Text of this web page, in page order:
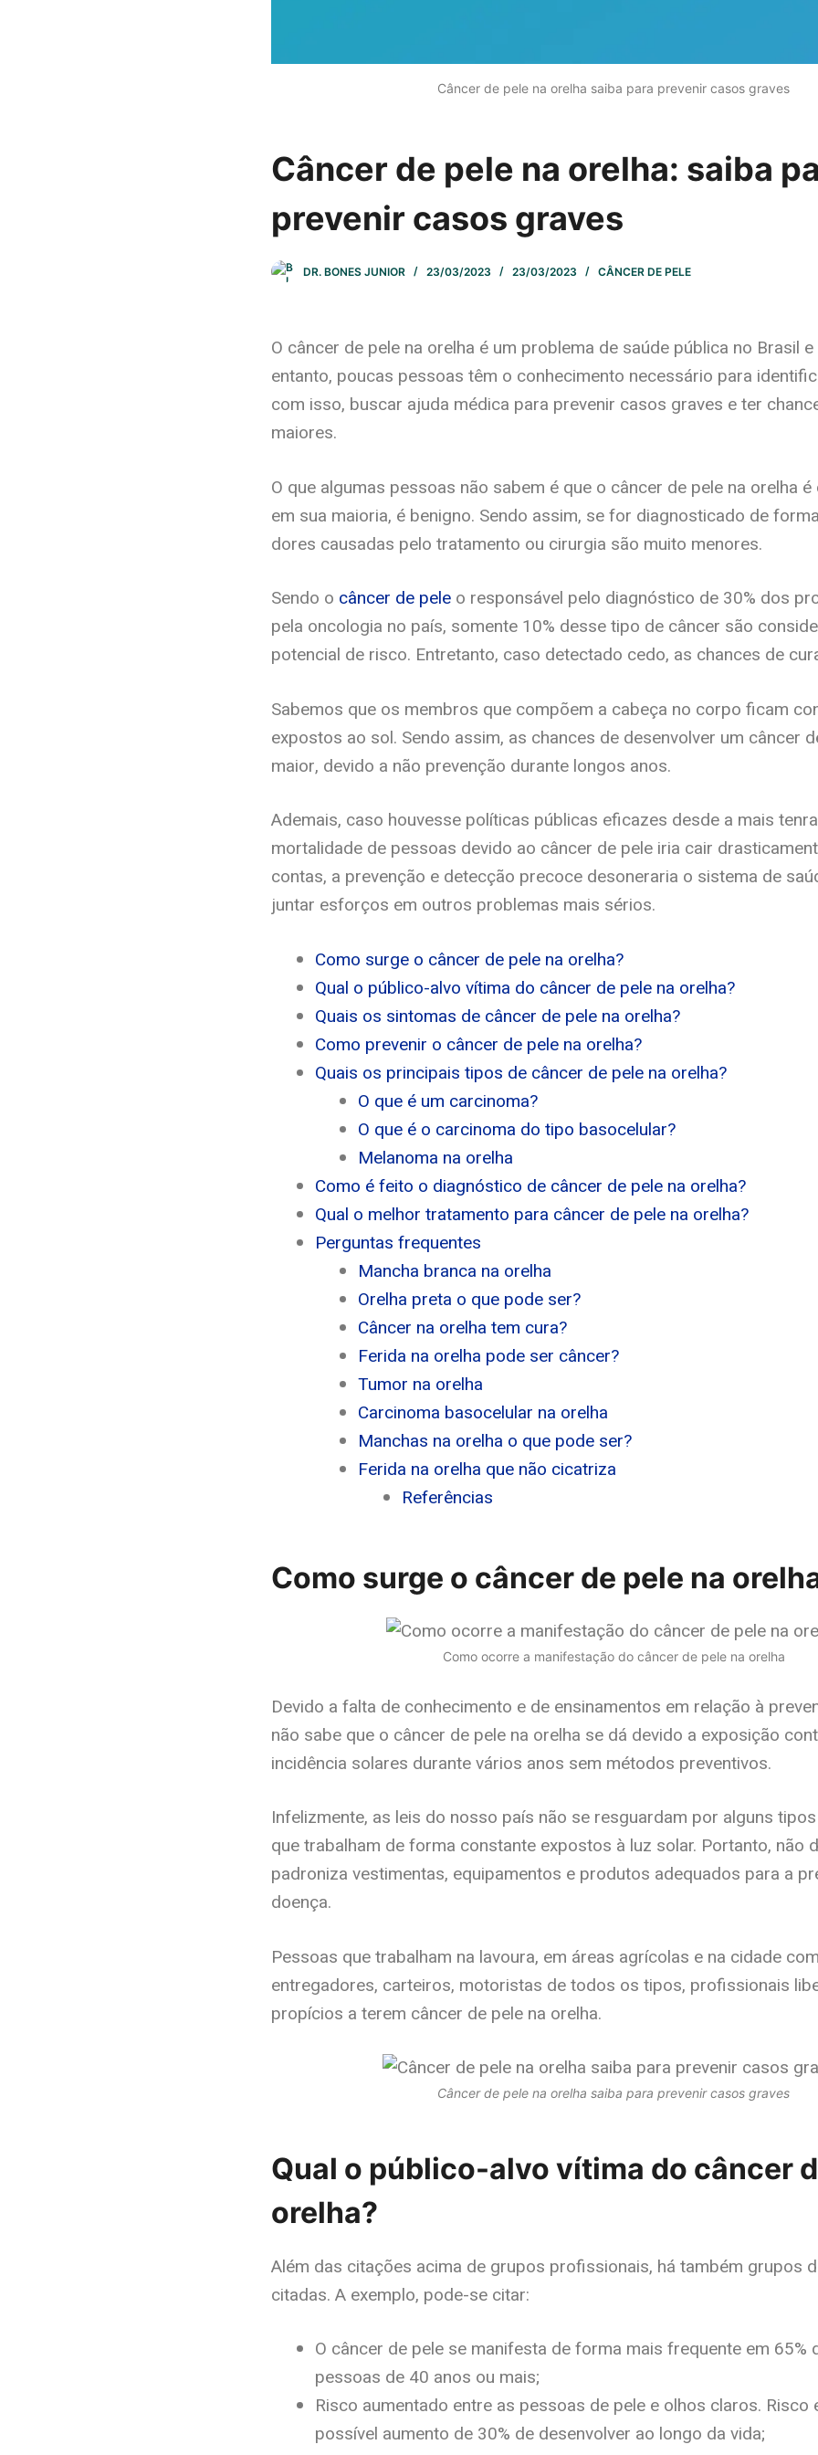
Câncer de pele na orelha saiba para prevenir casos graves
Câncer de pele na orelha: saiba
prevenir casos graves
DR. BONES JUNIOR 23/03/2023 23/03/2023 CÂNCER DE PELE
O câncer de pele na orelha é um problema de saúde pública no Brasil
entanto, poucas pessoas têm o conhecimento necessário para
com isso, buscar ajuda médica para prevenir casos graves e ter
maiores.
O que algumas pessoas não sabem é que o câncer de pele na orelha
em sua maioria, é benigno. Sendo assim, se for diagnosticado de
dores causadas pelo tratamento ou cirurgia são muito menores.
Sendo o câncer de pele o responsável pelo diagnóstico de 30% dos
pela oncologia no país, somente 10% desse tipo de câncer são
potencial de risco. Entretanto, caso detectado cedo, as chances de
Sabemos que os membros que compõem a cabeça no corpo ficam
expostos ao sol. Sendo assim, as chances de desenvolver um câncer
maior, devido a não prevenção durante longos anos.
Ademais, caso houvesse políticas públicas eficazes desde a mais
mortalidade de pessoas devido ao câncer de pele iria cair
contas, a prevenção e detecção precoce desoneraria o sistema de
juntar esforços em outros problemas mais sérios.
Como surge o câncer de pele na orelha?
Qual o público-alvo vítima do câncer de pele na orelha?
Quais os sintomas de câncer de pele na orelha?
Como prevenir o câncer de pele na orelha?
Quais os principais tipos de câncer de pele na orelha?
O que é um carcinoma?
O que é o carcinoma do tipo basocelular?
Melanoma na orelha
Como é feito o diagnóstico de câncer de pele na orelha?
Qual o melhor tratamento para câncer de pele na orelha?
Perguntas frequentes
Mancha branca na orelha
Orelha preta o que pode ser?
Câncer na orelha tem cura?
Ferida na orelha pode ser câncer?
Tumor na orelha
Carcinoma basocelular na orelha
Manchas na orelha o que pode ser?
Ferida na orelha que não cicatriza
Referências
Como surge o câncer de pele na
Como ocorre a manifestação do câncer de pele na orelha
Devido a falta de conhecimento e de ensinamentos em relação à
não sabe que o câncer de pele na orelha se dá devido a exposição
incidência solares durante vários anos sem métodos preventivos.
Infelizmente, as leis do nosso país não se resguardam por alguns
que trabalham de forma constante expostos à luz solar. Portanto, não
padroniza vestimentas, equipamentos e produtos adequados para a
doença.
Pessoas que trabalham na lavoura, em áreas agrícolas e na cidade
entregadores, carteiros, motoristas de todos os tipos, profissionais
propícios a terem câncer de pele na orelha.
Câncer de pele na orelha saiba para prevenir casos graves
Qual o público-alvo vítima do câncer
orelha?
Além das citações acima de grupos profissionais, há também grupos
citadas. A exemplo, pode-se citar:
O câncer de pele se manifesta de forma mais frequente em 65%
pessoas de 40 anos ou mais;
Risco aumentado entre as pessoas de pele e olhos claros. Risco
possível aumento de 30% de desenvolver ao longo da vida;